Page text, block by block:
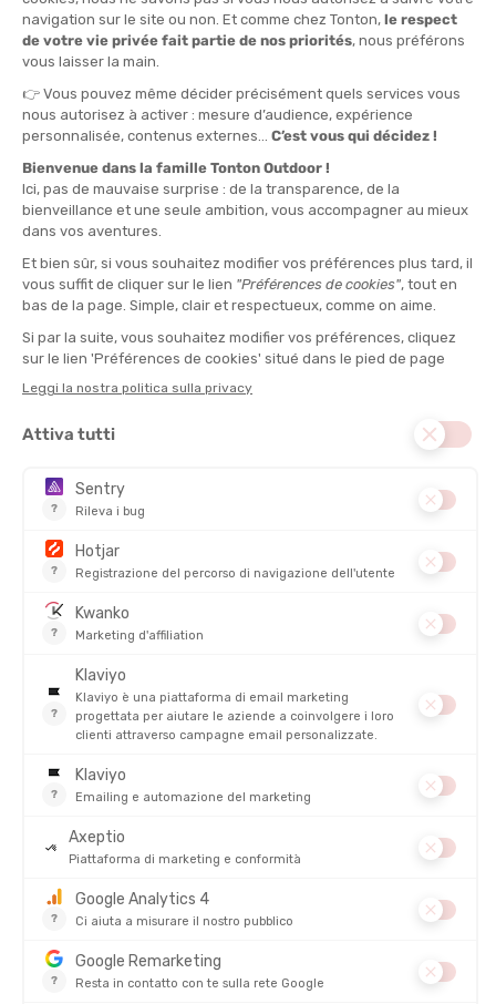
HYDRO-FLASK
OZ WIDE
51,95 €
LID
29,95 €
HYDRO-FLASK
AND CUP
DISPONIBILE - SPEDITO IN 24/48 ORE
49,95 € 49,95 €